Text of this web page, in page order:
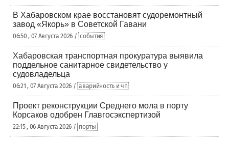
В Хабаровском крае восстановят судоремонтный
завод «Якорь» в Советской Гавани
06:50 , 07 Августа 2026 / события
Хабаровская транспортная прокуратура выявила
поддельное санитарное свидетельство у
судовладельца
06:21 , 07 Августа 2026 / аварийность и чп
Проект реконструкции Среднего мола в порту
Корсаков одобрен Главгосэкспертизой
22:15 , 06 Августа 2026 / порты